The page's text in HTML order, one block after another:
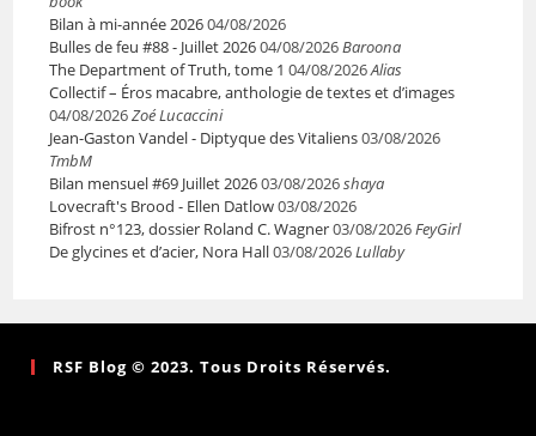
Bilan à mi-année 202604/08/2026
Bulles de feu #88 - Juillet 202604/08/2026Baroona
The Department of Truth, tome 1 04/08/2026Alias
Collectif – Éros macabre, anthologie de textes et d’images
04/08/2026Zoé Lucaccini
Jean-Gaston Vandel - Diptyque des Vitaliens03/08/2026
TmbM
Bilan mensuel #69 Juillet 202603/08/2026shaya
Lovecraft's Brood - Ellen Datlow03/08/2026
Bifrost n°123, dossier Roland C. Wagner03/08/2026FeyGirl
De glycines et d’acier, Nora Hall03/08/2026Lullaby
RSF Blog © 2023. Tous Droits Réservés.